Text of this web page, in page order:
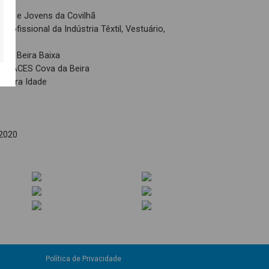
e Jovens da Covilhã
da Indústria Têxtil, Vestuário,
da Beira Baixa
ACES Cova da Beira
Idade
Política de Privacidade